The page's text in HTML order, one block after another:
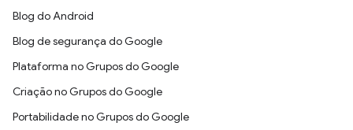
Blog do Android
Blog de segurança do Google
Plataforma no Grupos do Google
Criação no Grupos do Google
Portabilidade no Grupos do Google